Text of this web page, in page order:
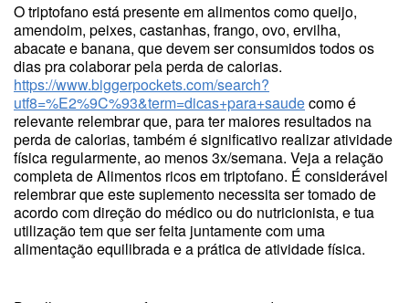
O triptofano está presente em alimentos como queijo,
amendoim, peixes, castanhas, frango, ovo, ervilha,
abacate e banana, que devem ser consumidos todos os
dias pra colaborar pela perda de calorias.
https://www.biggerpockets.com/search?
utf8=%E2%9C%93&term=dicas+para+saudecomo é
relevante relembrar que, para ter maiores resultados na
perda de calorias, também é significativo realizar atividade
física regularmente, ao menos 3x/semana. Veja a relação
completa de Alimentos ricos em triptofano. É considerável
relembrar que este suplemento necessita ser tomado de
acordo com direção do médico ou do nutricionista, e tua
utilização tem que ser feita juntamente com uma
alimentação equilibrada e a prática de atividade física.